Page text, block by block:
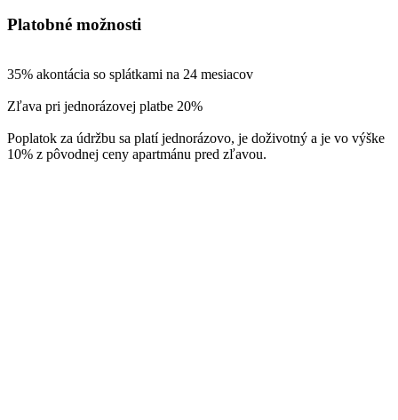
Platobné možnosti
35% akontácia so splátkami na 24 mesiacov
Zľava pri jednorázovej platbe 20%
Poplatok za údržbu sa platí jednorázovo, je doživotný a je vo výške
10% z pôvodnej ceny apartmánu pred zľavou.